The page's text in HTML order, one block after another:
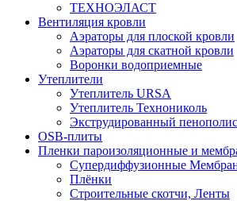
ТЕХНОЭЛАСТ
Вентиляция кровли
Аэраторы для плоской кровли
Аэраторы для скатной кровли
Воронки водоприемные
Утеплители
Утеплитель URSA
Утеплитель Технониколь
Экструдированный
OSB-плиты
Пленки пароизоляционные и
Супердиффузионные
Плёнки
Строительные скотчи, Ленты